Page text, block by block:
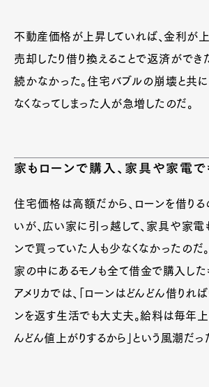
不動産価格が上昇していれば、金利が
売却したり借り換えることで返済ができ
続かなかった。住宅バブルの崩壊と共
なくなってしまった人が急増したのだ。
家もローンで購入、家具や家電で
住宅価格は高額だから、ローンを借りる
いが、広い家に引っ越して、家具や家電
ンで買っていた人も少なくなかったのだ。
家の中にあるモノも全て借金で購入した
アメリカでは、「ローンはどんどん借りれ
ンを返す生活でも大丈夫。給料は毎年上
んどん値上がりするから」という風潮だっ